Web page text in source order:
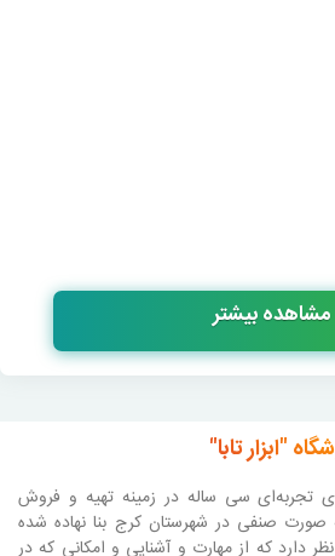
مشاهده بیشتر
"ابزار تابا"
تجربه‌ای سی ساله در زمینه تهیه و فروش
صورت صنفی در شهرستان کرج بنا نهاده شده
دارد که از مهارت و آشنایی و امکانی که در